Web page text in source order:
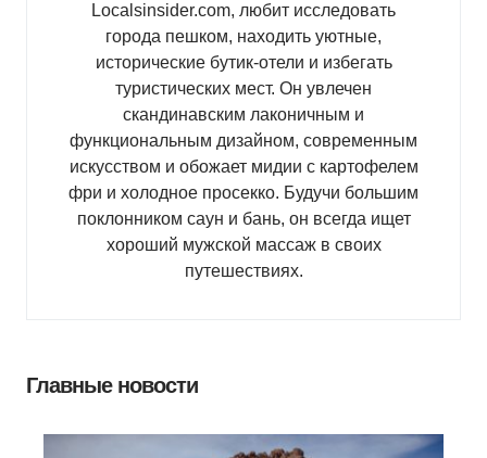
Localsinsider.com, любит исследовать
города пешком, находить уютные,
исторические бутик-отели и избегать
туристических мест. Он увлечен
скандинавским лаконичным и
функциональным дизайном, современным
искусством и обожает мидии с картофелем
фри и холодное просекко. Будучи большим
поклонником саун и бань, он всегда ищет
хороший мужской массаж в своих
путешествиях.
Главные новости